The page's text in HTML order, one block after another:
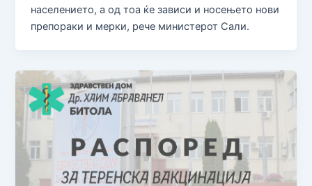
населението, а од тоа ќе зависи и носењето нови
препораки и мерки, рече министерот Сали.